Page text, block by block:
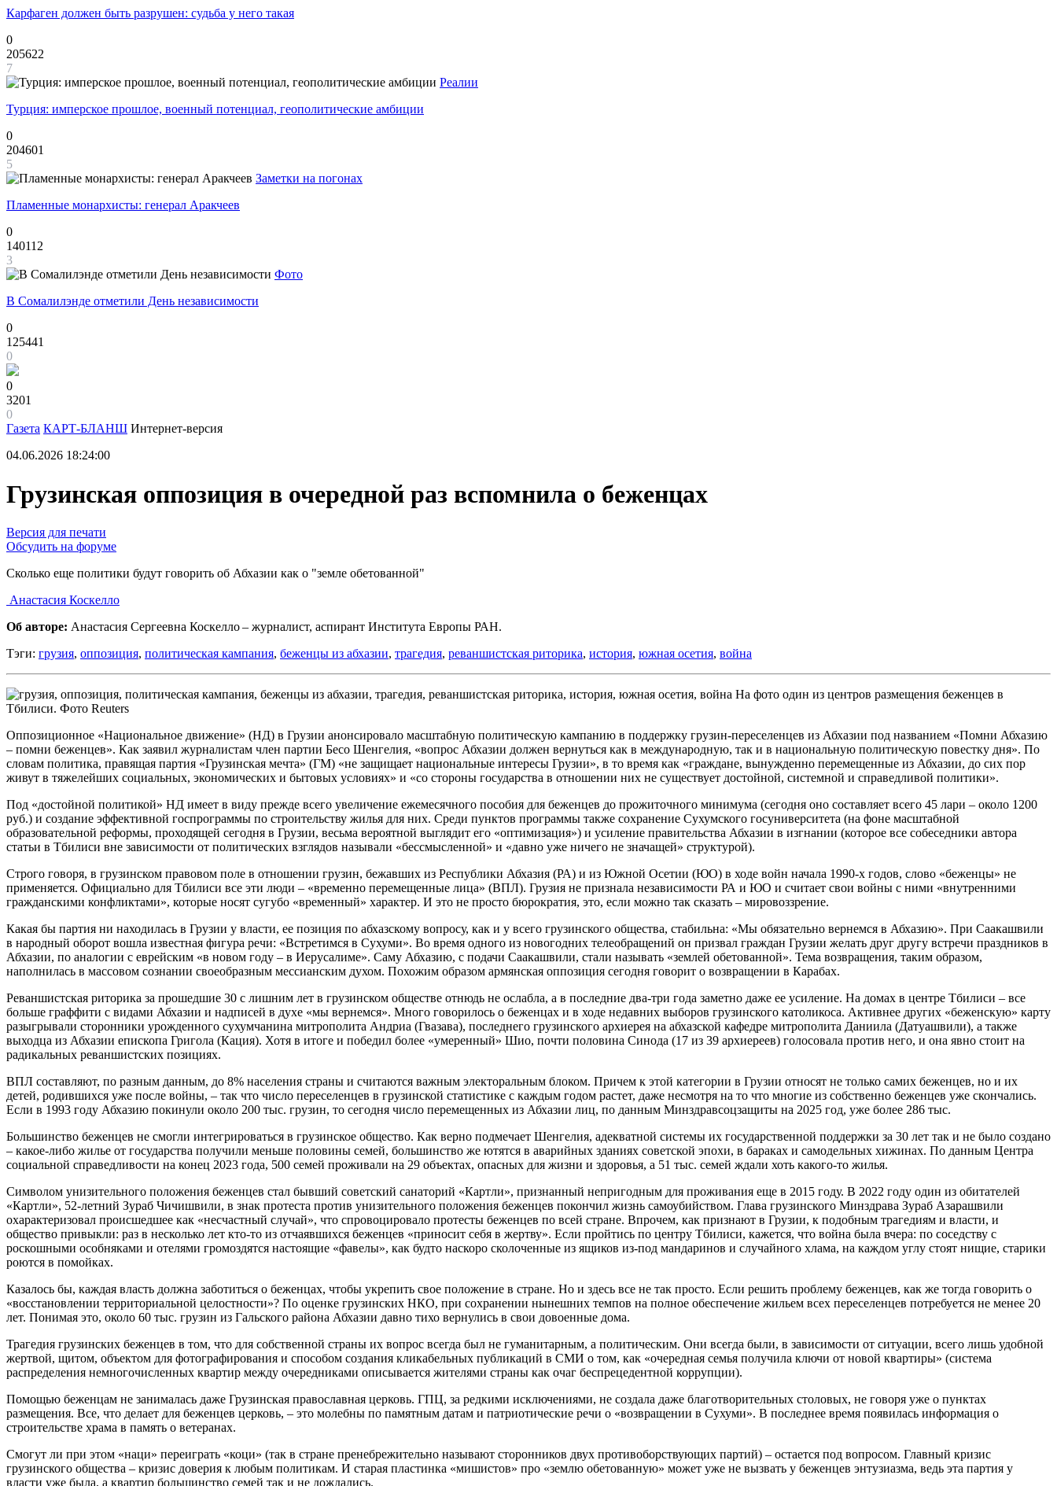
Карфаген должен быть разрушен: судьба у него такая
0
205622
7
Реалии
Турция: имперское прошлое, военный потенциал, геополитические амбиции
0
204601
5
Заметки на погонах
Пламенные монархисты: генерал Аракчеев
0
140112
3
Фото
В Сомалилэнде отметили День независимости
0
125441
0
0
3201
0
Газета КАРТ-БЛАНШ Интернет-версия
04.06.2026 18:24:00
Грузинская оппозиция в очередной раз вспомнила о беженцах
Версия для печати
Обсудить на форуме
Сколько еще политики будут говорить об Абхазии как о "земле обетованной"
Анастасия Коскелло
Об авторе: Анастасия Сергеевна Коскелло – журналист, аспирант Института Европы РАН.
Тэги: грузия, оппозиция, политическая кампания, беженцы из абхазии, трагедия, реваншистская риторика, история, южная осетия, война
На фото один из центров размещения беженцев в
Тбилиси. Фото Reuters
Оппозиционное «Национальное движение» (НД) в Грузии анонсировало масштабную политическую кампанию в поддержку грузин-переселенцев из Абхазии под названием «Помни Абхазию
– помни беженцев». Как заявил журналистам член партии Бесо Шенгелия, «вопрос Абхазии должен вернуться как в международную, так и в национальную политическую повестку дня». По
словам политика, правящая партия «Грузинская мечта» (ГМ) «не защищает национальные интересы Грузии», в то время как «граждане, вынужденно перемещенные из Абхазии, до сих пор
живут в тяжелейших социальных, экономических и бытовых условиях» и «со стороны государства в отношении них не существует достойной, системной и справедливой политики».
Под «достойной политикой» НД имеет в виду прежде всего увеличение ежемесячного пособия для беженцев до прожиточного минимума (сегодня оно составляет всего 45 лари – около 1200
руб.) и создание эффективной госпрограммы по строительству жилья для них. Среди пунктов программы также сохранение Сухумского госуниверситета (на фоне масштабной
образовательной реформы, проходящей сегодня в Грузии, весьма вероятной выглядит его «оптимизация») и усиление правительства Абхазии в изгнании (которое все собеседники автора
статьи в Тбилиси вне зависимости от политических взглядов называли «бессмысленной» и «давно уже ничего не значащей» структурой).
Строго говоря, в грузинском правовом поле в отношении грузин, бежавших из Республики Абхазия (РА) и из Южной Осетии (ЮО) в ходе войн начала 1990-х годов, слово «беженцы» не
применяется. Официально для Тбилиси все эти люди – «временно перемещенные лица» (ВПЛ). Грузия не признала независимости РА и ЮО и считает свои войны с ними «внутренними
гражданскими конфликтами», которые носят сугубо «временный» характер. И это не просто бюрократия, это, если можно так сказать – мировоззрение.
Какая бы партия ни находилась в Грузии у власти, ее позиция по абхазскому вопросу, как и у всего грузинского общества, стабильна: «Мы обязательно вернемся в Абхазию». При Саакашвили
в народный оборот вошла известная фигура речи: «Встретимся в Сухуми». Во время одного из новогодних телеобращений он призвал граждан Грузии желать друг другу встречи праздников в
Абхазии, по аналогии с еврейским «в новом году – в Иерусалиме». Саму Абхазию, с подачи Саакашвили, стали называть «землей обетованной». Тема возвращения, таким образом,
наполнилась в массовом сознании своеобразным мессианским духом. Похожим образом армянская оппозиция сегодня говорит о возвращении в Карабах.
Реваншистская риторика за прошедшие 30 с лишним лет в грузинском обществе отнюдь не ослабла, а в последние два-три года заметно даже ее усиление. На домах в центре Тбилиси – все
больше граффити с видами Абхазии и надписей в духе «мы вернемся». Много говорилось о беженцах и в ходе недавних выборов грузинского католикоса. Активнее других «беженскую» карту
разыгрывали сторонники урожденного сухумчанина митрополита Андриа (Гвазава), последнего грузинского архиерея на абхазской кафедре митрополита Даниила (Датуашвили), а также
выходца из Абхазии епископа Григола (Кация). Хотя в итоге и победил более «умеренный» Шио, почти половина Синода (17 из 39 архиереев) голосовала против него, и она явно стоит на
радикальных реваншистских позициях.
ВПЛ составляют, по разным данным, до 8% населения страны и считаются важным электоральным блоком. Причем к этой категории в Грузии относят не только самих беженцев, но и их
детей, родившихся уже после войны, – так что число переселенцев в грузинской статистике с каждым годом растет, даже несмотря на то что многие из собственно беженцев уже скончались.
Если в 1993 году Абхазию покинули около 200 тыс. грузин, то сегодня число перемещенных из Абхазии лиц, по данным Минздравсоцзащиты на 2025 год, уже более 286 тыс.
Большинство беженцев не смогли интегрироваться в грузинское общество. Как верно подмечает Шенгелия, адекватной системы их государственной поддержки за 30 лет так и не было создано
– какое-либо жилье от государства получили меньше половины семей, большинство же ютятся в аварийных зданиях советской эпохи, в бараках и самодельных хижинах. По данным Центра
социальной справедливости на конец 2023 года, 500 семей проживали на 29 объектах, опасных для жизни и здоровья, а 51 тыс. семей ждали хоть какого-то жилья.
Символом унизительного положения беженцев стал бывший советский санаторий «Картли», признанный непригодным для проживания еще в 2015 году. В 2022 году один из обитателей
«Картли», 52-летний Зураб Чичишвили, в знак протеста против унизительного положения беженцев покончил жизнь самоубийством. Глава грузинского Минздрава Зураб Азарашвили
охарактеризовал происшедшее как «несчастный случай», что спровоцировало протесты беженцев по всей стране. Впрочем, как признают в Грузии, к подобным трагедиям и власти, и
общество привыкли: раз в несколько лет кто-то из отчаявшихся беженцев «приносит себя в жертву». Если пройтись по центру Тбилиси, кажется, что война была вчера: по соседству с
роскошными особняками и отелями громоздятся настоящие «фавелы», как будто наскоро сколоченные из ящиков из-под мандаринов и случайного хлама, на каждом углу стоят нищие, старики
роются в помойках.
Казалось бы, каждая власть должна заботиться о беженцах, чтобы укрепить свое положение в стране. Но и здесь все не так просто. Если решить проблему беженцев, как же тогда говорить о
«восстановлении территориальной целостности»? По оценке грузинских НКО, при сохранении нынешних темпов на полное обеспечение жильем всех переселенцев потребуется не менее 20
лет. Понимая это, около 60 тыс. грузин из Гальского района Абхазии давно тихо вернулись в свои довоенные дома.
Трагедия грузинских беженцев в том, что для собственной страны их вопрос всегда был не гуманитарным, а политическим. Они всегда были, в зависимости от ситуации, всего лишь удобной
жертвой, щитом, объектом для фотографирования и способом создания кликабельных публикаций в СМИ о том, как «очередная семья получила ключи от новой квартиры» (система
распределения немногочисленных квартир между очередниками описывается жителями страны как очаг беспрецедентной коррупции).
Помощью беженцам не занималась даже Грузинская православная церковь. ГПЦ, за редкими исключениями, не создала даже благотворительных столовых, не говоря уже о пунктах
размещения. Все, что делает для беженцев церковь, – это молебны по памятным датам и патриотические речи о «возвращении в Сухуми». В последнее время появилась информация о
строительстве храма в память о ветеранах.
Смогут ли при этом «наци» переиграть «коци» (так в стране пренебрежительно называют сторонников двух противоборствующих партий) – остается под вопросом. Главный кризис
грузинского общества – кризис доверия к любым политикам. И старая пластинка «мишистов» про «землю обетованную» может уже не вызвать у беженцев энтузиазма, ведь эта партия у
власти уже была, а квартир большинство семей так и не дождались.